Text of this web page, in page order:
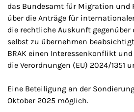
das Bundesamt für Migration und
über die Anträge für
die rechtliche Auskunft gegenüber
selbst zu übernehmen
BRAK einen Interessenkonflikt
die Verordnungen (EU) 2024/1351
Eine Beteiligung an der
Oktober 2025 möglich.